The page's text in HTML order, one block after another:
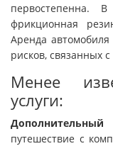
первостепенна.
фрикционная
Аренда
рисков, связанных
Менее
услуги:
Дополнительный
путешествие с